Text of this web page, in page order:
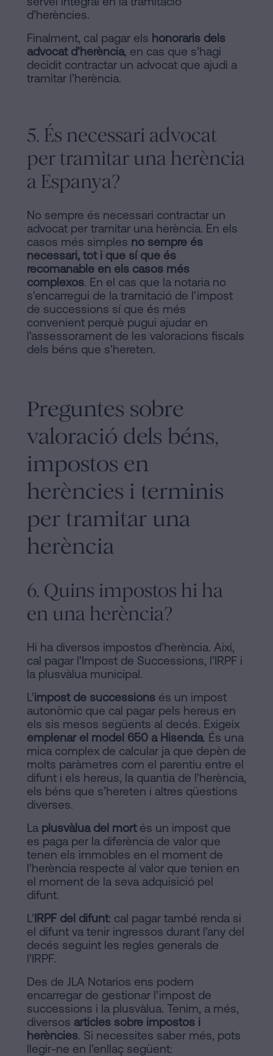
d’herències.
Finalment, cal pagar els honoraris dels
advocat d'herència, en cas que s’hagi
decidit contractar un advocat que ajudi a
tramitar l’herència.
5. És necessari advocat
per tramitar una herència
a Espanya?
No sempre és necessari contractar un
advocat per tramitar una herència. En els
casos més simples no sempre és
necessari, tot i que sí que és
recomanable en els casos més
complexos. En el cas que la notaria no
s'encarregui de la tramitació de l'impost
de successions sí que és més
convenient perquè pugui ajudar en
l'assessorament de les valoracions fiscals
dels béns que s'hereten.
Preguntes sobre
valoració dels béns,
impostos en
herències i terminis
per tramitar una
herència
6. Quins impostos hi ha
en una herència?
Hi ha diversos impostos d’herència. Així,
cal pagar l’Impost de Successions, l’IRPF i
la plusvàlua municipal.
L’impost de successions és un impost
autonòmic que cal pagar pels hereus en
els sis mesos següents al decés. Exigeix
emplenar el model 650 a Hisenda. És una
mica complex de calcular ja que depèn de
molts paràmetres com el parentiu entre el
difunt i els hereus, la quantia de l’herència,
els béns que s’hereten i altres qüestions
diverses.
La plusvàlua del mortés un impost que
es paga per la diferència de valor que
tenen els immobles en el moment de
l’herència respecte al valor que tenien en
el moment de la seva adquisició pel
difunt.
L’ IRPF del difunt: cal pagar també renda si
el difunt va tenir ingressos durant l’any del
decés seguint les regles generals de
l’IRPF.
Des de JLA Notarios ens podem
encarregar de gestionar l’impost de
successions i la plusvàlua. Tenim, a més,
diversos articles sobre impostos i
herències. Si necessites saber més, pots
llegir-ne en l’enllaç següent: